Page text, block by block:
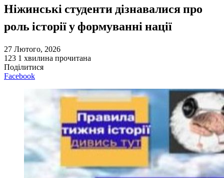
Ніжинські студенти дізнавалися про
роль історії у формуванні нації
27 Лютого, 2026
123 1 хвилина прочитана
Поділитися
Facebook